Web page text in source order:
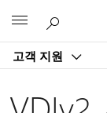
고객 지원